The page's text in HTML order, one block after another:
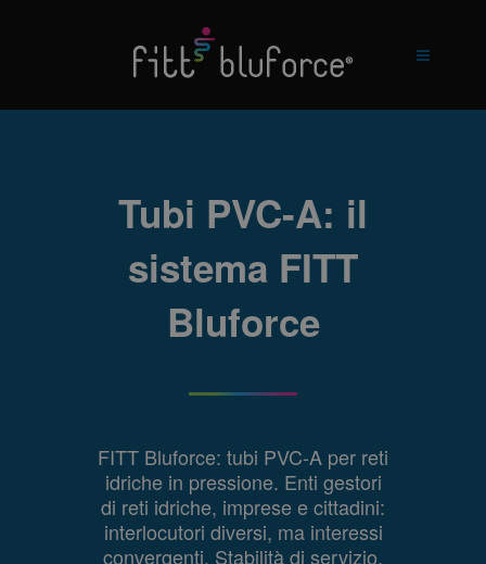
Tubi PVC-A: il
sistema FITT
Bluforce
FITT Bluforce: tubi PVC-A per reti
idriche in pressione. Enti gestori
di reti idriche, imprese e cittadini:
interlocutori diversi, ma interessi
convergenti. Stabilità di servizio,